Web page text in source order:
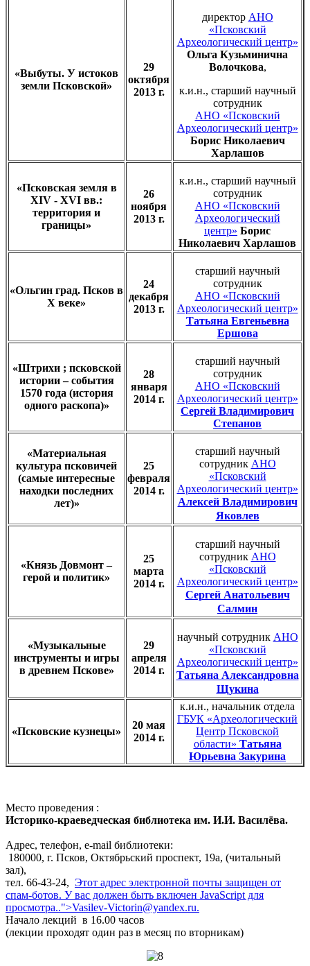
«Выбуты. У истоков
земли Псковской»
29
октября
2013 г.
директор АНО
«Псковский
Археологический центр»
Ольга Кузьминична
Волочкова,
к.и.н., старший научный
сотрудник
АНО «Псковский
Археологический центр»
Борис Николаевич
Харлашов
«Псковская земля в
XIV - XVI вв.:
территория и
границы»
26
ноября
2013 г.
к.и.н., старший научный
сотрудник
АНО «Псковский
Археологический
центр» Борис
Николаевич Харлашов
«Ольгин град. Псков в
X веке»
24
декабря
2013 г.
старший научный
сотрудник
АНО «Псковский
Археологический центр»
Татьяна Евгеньевна
Ершова
«Штрихи ; псковской
истории – события
1570 года (история
одного раскопа)»
28
января
2014 г.
старший научный
сотрудник
АНО «Псковский
Археологический центр»
Сергей Владимирович
Степанов
«Материальная
культура псковичей
(самые интересные
находки последних
лет)»
25
февраля
2014 г.
старший научный
сотрудник АНО
«Псковский
Археологический центр»
Алексей Владимирович
Яковлев
«Князь Довмонт –
герой и политик»
25
марта
2014 г.
старший научный
сотрудник АНО
«Псковский
Археологический центр»
Сергей Анатольевич
Салмин
«Музыкальные
инструменты и игры
в древнем Пскове»
29
апреля
2014 г.
научный сотрудник АНО
«Псковский
Археологический центр»
Татьяна Александровна
Щукина
«Псковские кузнецы»
20 мая
2014 г.
к.и.н., начальник отдела
ГБУК «Археологический
Центр Псковской
области» Татьяна
Юрьевна Закурина
Место проведения :
Историко-краеведческая библиотека им. И.И. Василёва.
Адрес, телефон, e-mail библиотеки:
180000, г. Псков, Октябрьский проспект, 19а, (читальный
зал),
тел. 66-43-24, Этот адрес электронной почты защищен от
спам-ботов. У вас должен быть включен JavaScript для
просмотра..">Vasilev-Victorin@yandex.ru.
Начало лекций в 16.00 часов
(лекции проходят один раз в месяц по вторникам)